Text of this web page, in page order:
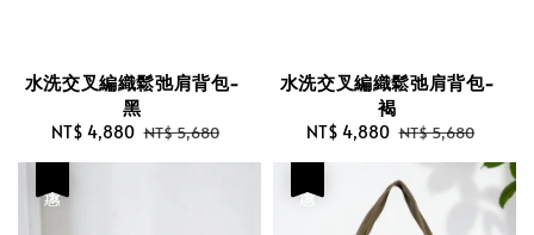
水洗交叉編織鬆弛肩背包-
黑
Sale
NT$ 4,880 Regular
NT$ 5,680
水洗交叉編織鬆弛肩背包-
褐
Sale
NT$ 4,880 Regular
NT$ 5,680